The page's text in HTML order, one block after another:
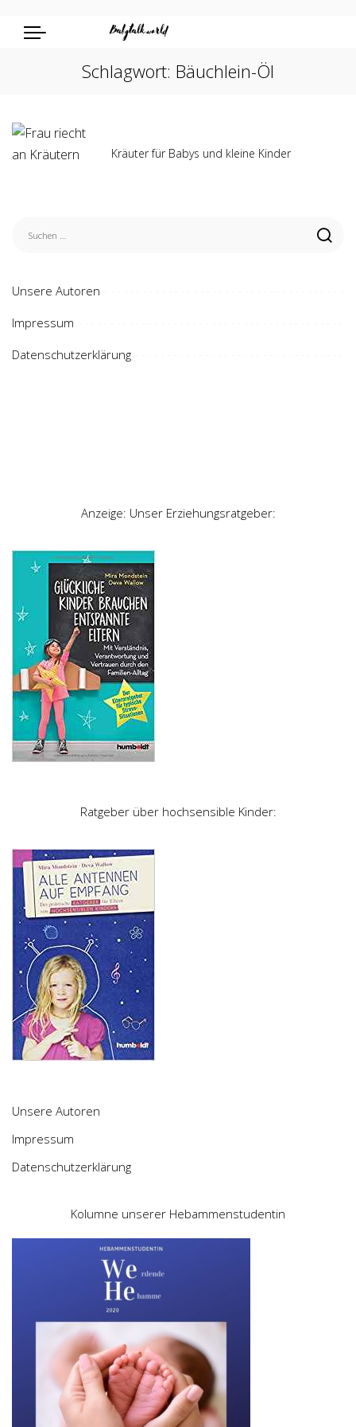
Schlagwort: Bäuchlein-Öl
Kräuter für Babys und kleine Kinder
Unsere Autoren
Impressum
Datenschutzerklärung
Anzeige: Unser Erziehungsratgeber:
Ratgeber über hochsensible Kinder:
Unsere Autoren
Impressum
Datenschutzerklärung
Kolumne unserer Hebammenstudentin